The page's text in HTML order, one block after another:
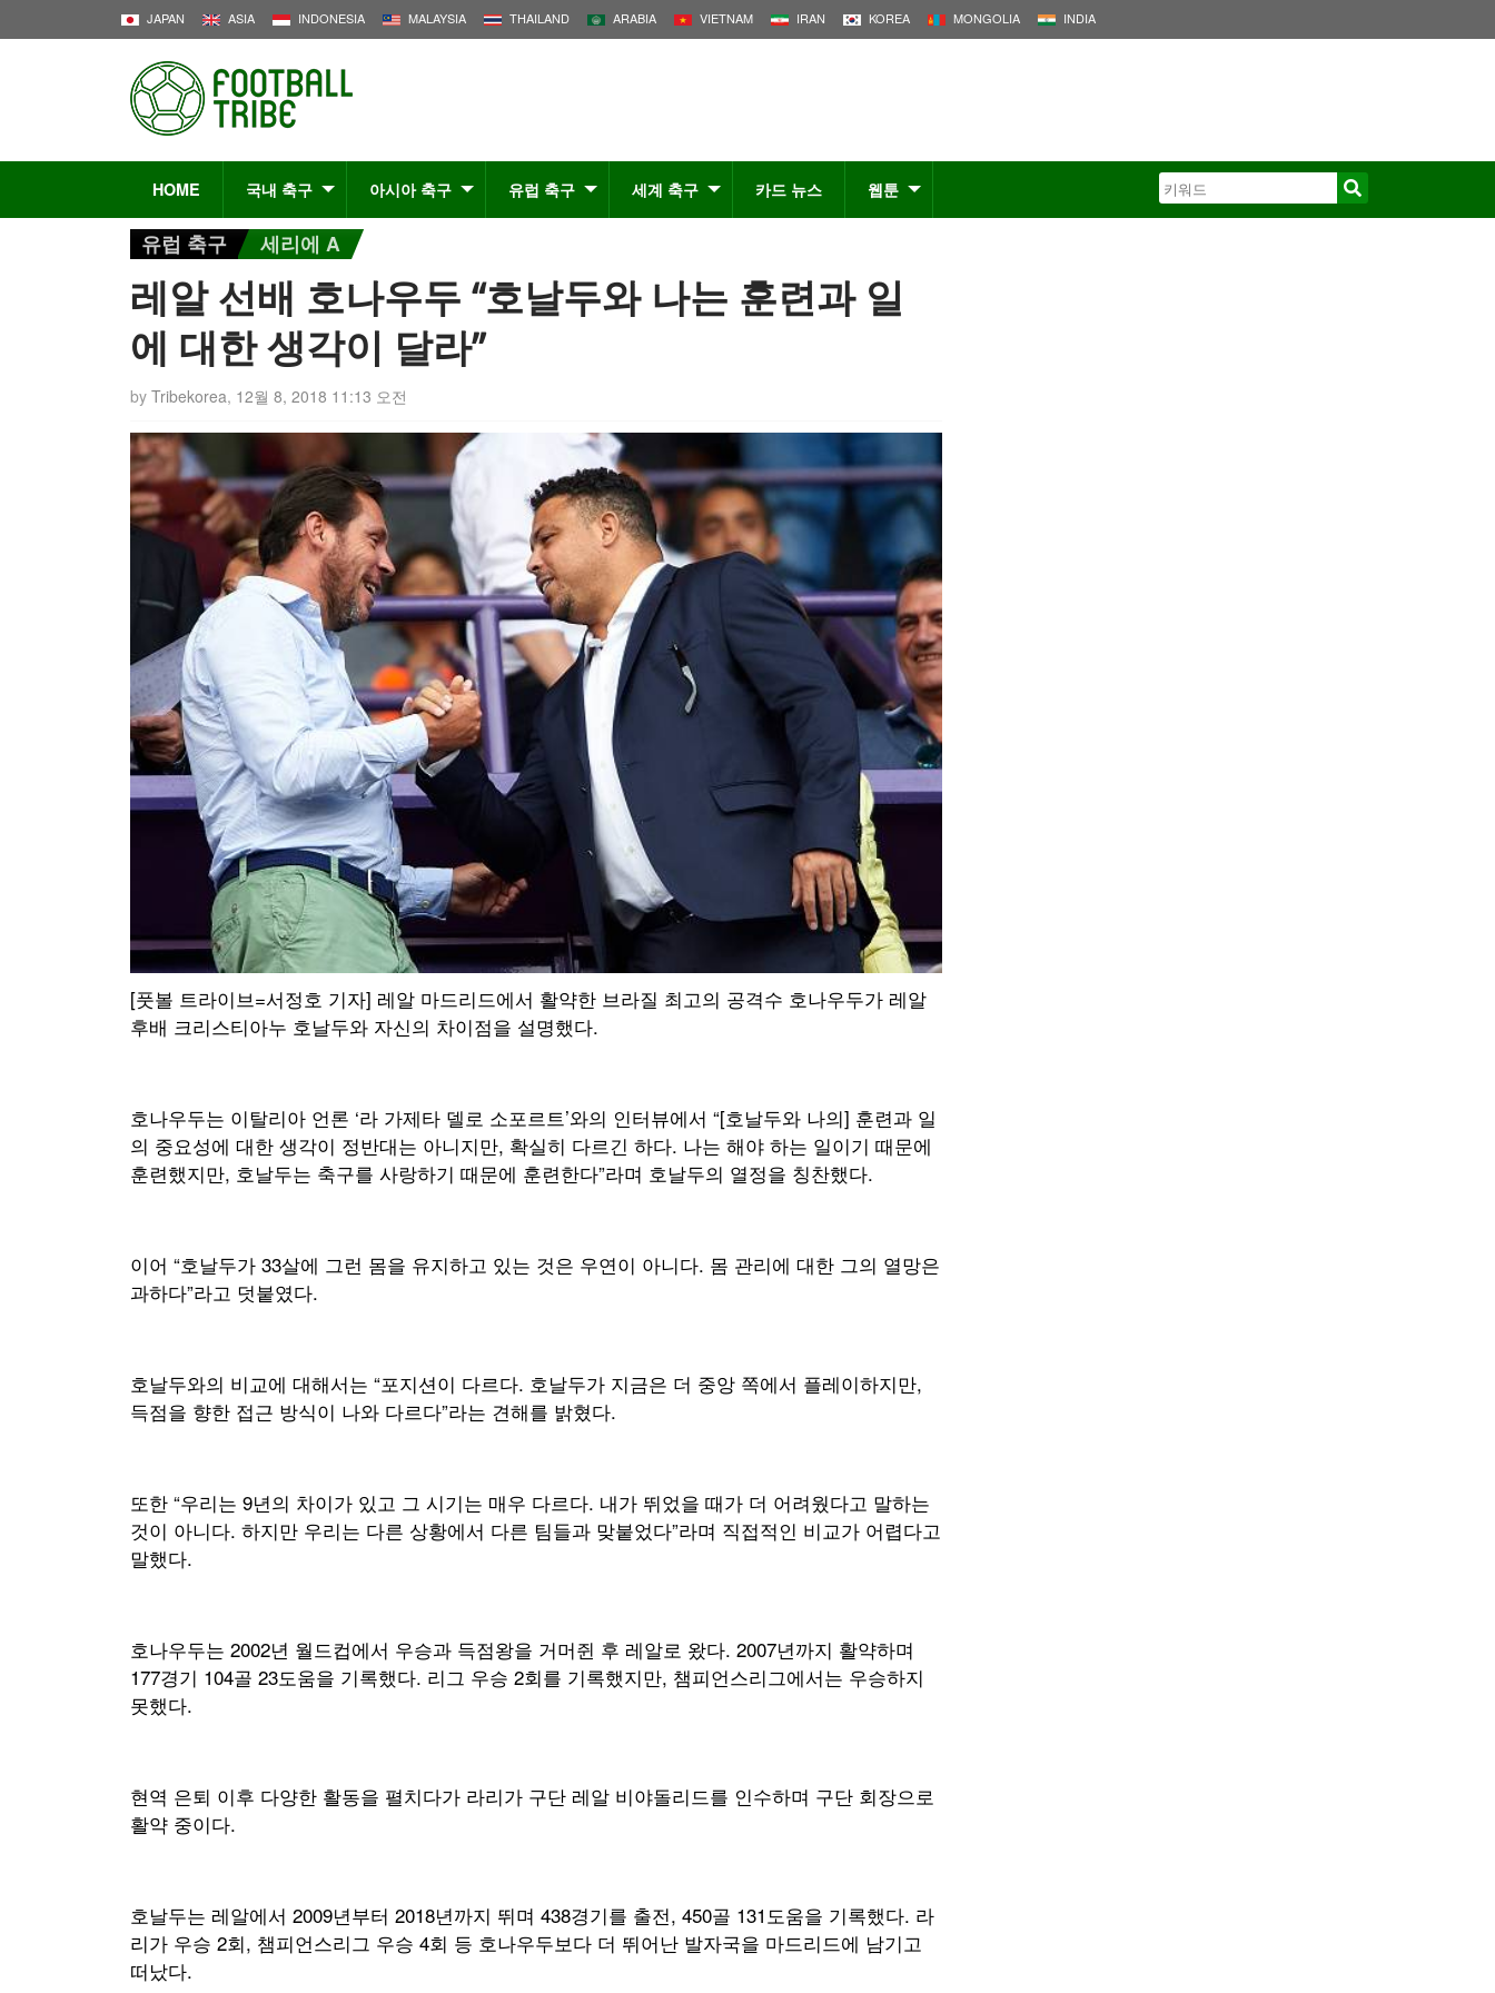
JAPAN ASIA INDONESIA MALAYSIA THAILAND ARABIA VIETNAM IRAN KOREA MONGOLIA INDIA
HOME 국내 축구 아시아 축구 유럽 축구 세계 축구 카드 뉴스 웹툰
유럽 축구 세리에 A
레알 선배 호나우두 “호날두와 나는 훈련과 일
에 대한 생각이 달라”
by Tribekorea, 12월 8, 2018 11:13 오전
[풋볼 트라이브=서정호 기자] 레알 마드리드에서 활약한 브라질 최고의 공격수 호나우두가 레알
후배 크리스티아누 호날두와 자신의 차이점을 설명했다.
호나우두는 이탈리아 언론 ‘라 가제타 델로 소포르트’와의 인터뷰에서 “[호날두와 나의] 훈련과 일
의 중요성에 대한 생각이 정반대는 아니지만, 확실히 다르긴 하다. 나는 해야 하는 일이기 때문에
훈련했지만, 호날두는 축구를 사랑하기 때문에 훈련한다”라며 호날두의 열정을 칭찬했다.
이어 “호날두가 33살에 그런 몸을 유지하고 있는 것은 우연이 아니다. 몸 관리에 대한 그의 열망은
과하다”라고 덧붙였다.
호날두와의 비교에 대해서는 “포지션이 다르다. 호날두가 지금은 더 중앙 쪽에서 플레이하지만,
득점을 향한 접근 방식이 나와 다르다”라는 견해를 밝혔다.
또한 “우리는 9년의 차이가 있고 그 시기는 매우 다르다. 내가 뛰었을 때가 더 어려웠다고 말하는
것이 아니다. 하지만 우리는 다른 상황에서 다른 팀들과 맞붙었다”라며 직접적인 비교가 어렵다고
말했다.
호나우두는 2002년 월드컵에서 우승과 득점왕을 거머쥔 후 레알로 왔다. 2007년까지 활약하며
177경기 104골 23도움을 기록했다. 리그 우승 2회를 기록했지만, 챔피언스리그에서는 우승하지
못했다.
현역 은퇴 이후 다양한 활동을 펼치다가 라리가 구단 레알 비야돌리드를 인수하며 구단 회장으로
활약 중이다.
호날두는 레알에서 2009년부터 2018년까지 뛰며 438경기를 출전, 450골 131도움을 기록했다. 라
리가 우승 2회, 챔피언스리그 우승 4회 등 호나우두보다 더 뛰어난 발자국을 마드리드에 남기고
떠났다.